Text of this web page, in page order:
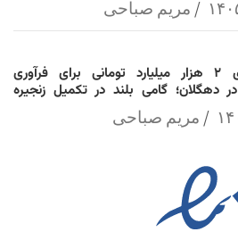
مریم صباحی
سرمایه‌گذاری ۲ هزار میلیارد تومانی برای فرآوری
دهگلان؛ گامی بلند در تکمیل زنجیره
مریم صباحی